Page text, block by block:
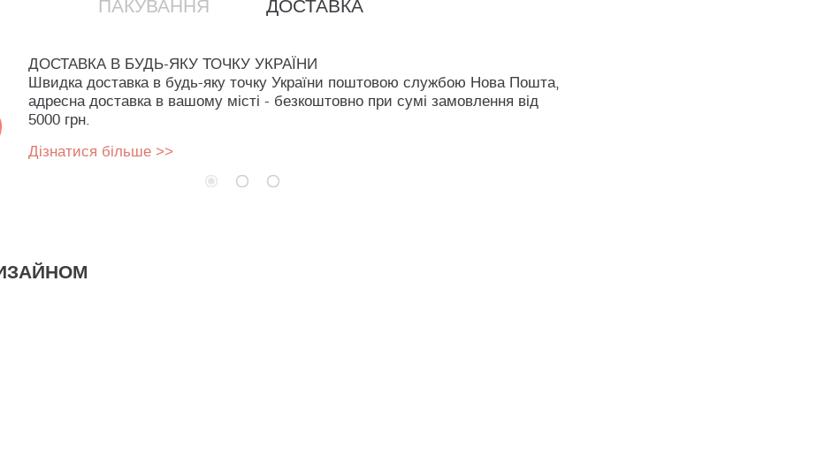
ПАКУВАННЯ ДОСТАВКА
ДОСТАВКА В БУДЬ-ЯКУ ТОЧКУ УКРАЇНИ
Швидка доставка в будь-яку точку України поштовою службою Нова Пошта,
адресна доставка в вашому місті - безкоштовно при сумі замовлення від
5000 грн.
Дізнатися більше >>